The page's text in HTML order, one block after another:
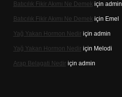
Batıcılık Fikir Akımı Ne Demek için admin
Batıcılık Fikir Akımı Ne Demek için Emel
Yağ Yakan Hormon Nediriçin admin
Yağ Yakan Hormon Nediriçin Melodi
Arap Belagati Nediriçin admin